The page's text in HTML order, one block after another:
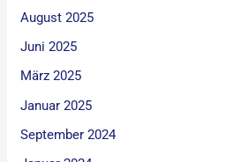
August 2025
Juni 2025
März 2025
Januar 2025
September 2024